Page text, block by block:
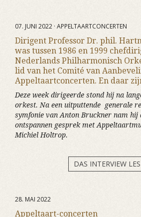
07. JUNI 2022 · APPELTAARTCONCERTEN
Dirigent Professor Dr. phil.
was tussen 1986 en 1999
Nederlands Philharmonisch
lid van het Comité van
Appeltaartconcerten. En daar
Deze week dirigeerde stond hij na
orkest. Na een uitputtende generale
symfonie van Anton Bruckner nam hij
ontspannen gesprek met
Michiel Holtrop.
DAS INTERVIEW
28. MAI 2022
Appeltaart-concerten